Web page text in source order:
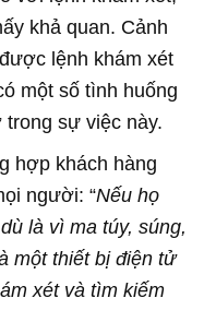
khả quan. Cảnh
lệnh khám xét
một số tình huống
sự việc này.
hợp khách hàng
người: “Nếu họ
là vì ma túy, súng,
một thiết bị điện tử
xét và tìm kiếm